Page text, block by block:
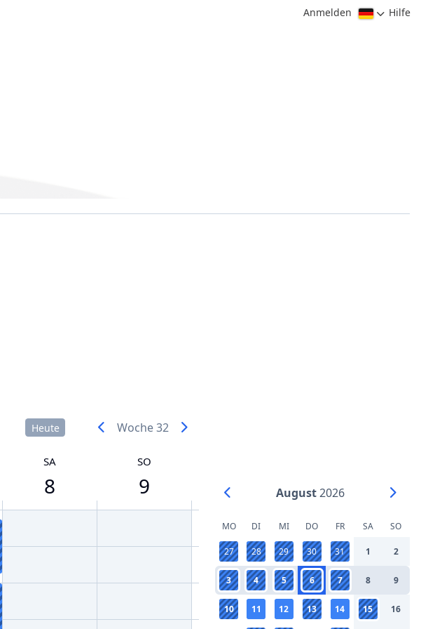
Anmelden Hilfe
August2026
MO DI MI DO FR SA SO
27 28 29 30 31 1 2
3 4 5 6 7 8 9
10 11 12 13 14 15 16
Woche 32
Heute
SA
8
SO
9